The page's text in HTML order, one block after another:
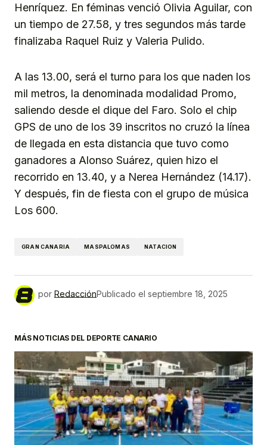
Henríquez. En féminas venció Olivia Aguilar, con
un tiempo de 27.58, y tres segundos más tarde
finalizaba Raquel Ruiz y Valeria Pulido.
A las 13.00, será el turno para los que naden los
mil metros, la denominada modalidad Promo,
saliendo desde el dique del Faro. Solo el chip
GPS de uno de los 39 inscritos no cruzó la línea
de llegada en esta distancia que tuvo como
ganadores a Alonso Suárez, quien hizo el
recorrido en 13.40, y a Nerea Hernández (14.17).
Y después, fin de fiesta con el grupo de música
Los 600.
GRAN CANARIA MASPALOMAS NATACION
por RedacciónPublicado el septiembre 18, 2025
MÁS NOTICIAS DEL DEPORTE CANARIO